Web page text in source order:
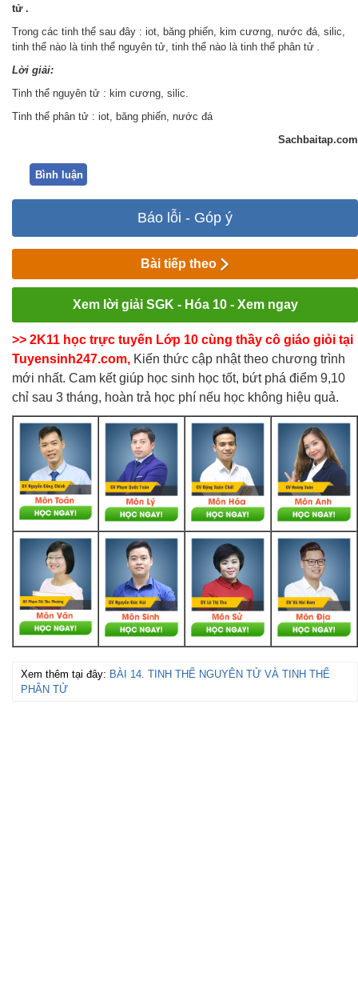
tử .
Trong các tinh thể sau đây : iot, băng phiến, kim cương, nước đá, silic,
tinh thể nào là tinh thể nguyên tử, tinh thể nào là tinh thể phân tử .
Lời giải:
Tinh thể nguyên tử : kim cương, silic.
Tinh thể phân tử : iot, băng phiến, nước đá
Sachbaitap.com
Bình luận
Báo lỗi - Góp ý
Bài tiếp theo
Xem lời giải SGK - Hóa 10 - Xem ngay
>> 2K11 học trực tuyến Lớp 10 cùng thầy cô giáo giỏi tại
Tuyensinh247.com, Kiến thức cập nhật theo chương trình
mới nhất. Cam kết giúp học sinh học tốt, bứt phá điểm 9,10
chỉ sau 3 tháng, hoàn trả học phí nếu học không hiệu quả.
Xem thêm tại đây: BÀI 14. TINH THỂ NGUYÊN TỬ VÀ TINH THỂ
PHÂN TỬ